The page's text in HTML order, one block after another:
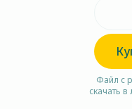
Файл с
скачать